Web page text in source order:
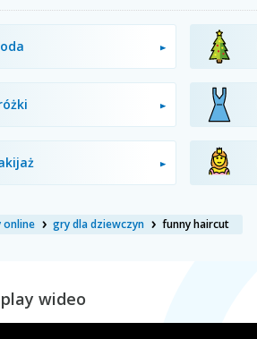
online gry dla dziewczyn funny haircut
wideo